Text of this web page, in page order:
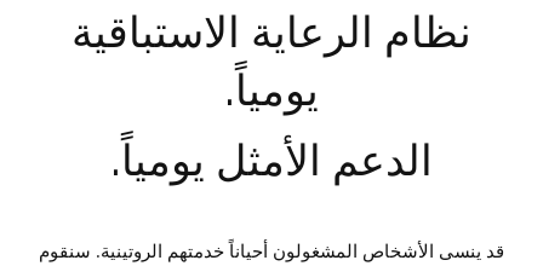
نظام الرعاية الاستباقية
يومياً.
الدعم الأمثل يومياً.
قد ينسى الأشخاص المشغولون أحياناً خدمتهم الروتينية. سنقوم